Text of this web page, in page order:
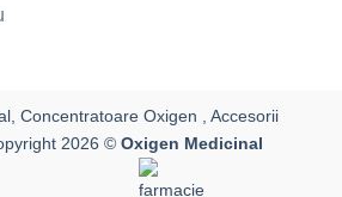
Concentratoare Oxigen , Accesorii
2026 © Oxigen Medicinal